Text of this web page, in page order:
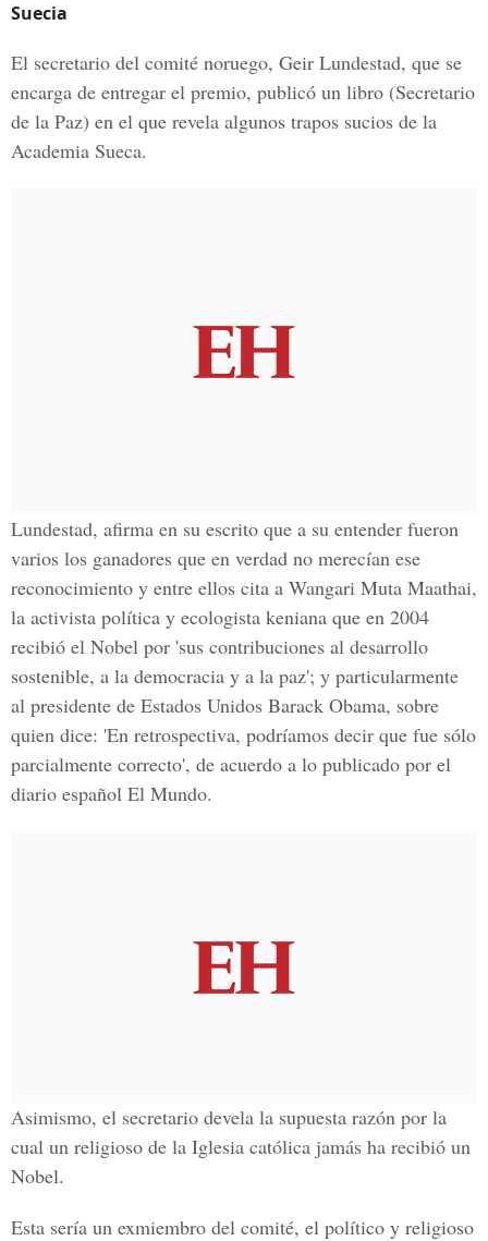
Suecia
El secretario del comité noruego, Geir Lundestad, que se
encarga de entregar el premio, publicó un libro (Secretario
de la Paz) en el que revela algunos trapos sucios de la
Academia Sueca.
Lundestad, afirma en su escrito que a su entender fueron
varios los ganadores que en verdad no merecían ese
reconocimiento y entre ellos cita a Wangari Muta Maathai,
la activista política y ecologista keniana que en 2004
recibió el Nobel por 'sus contribuciones al desarrollo
sostenible, a la democracia y a la paz'; y particularmente
al presidente de Estados Unidos Barack Obama, sobre
quien dice: 'En retrospectiva, podríamos decir que fue sólo
parcialmente correcto', de acuerdo a lo publicado por el
diario español El Mundo.
Asimismo, el secretario devela la supuesta razón por la
cual un religioso de la Iglesia católica jamás ha recibió un
Nobel.
Esta sería un exmiembro del comité, el político y religioso